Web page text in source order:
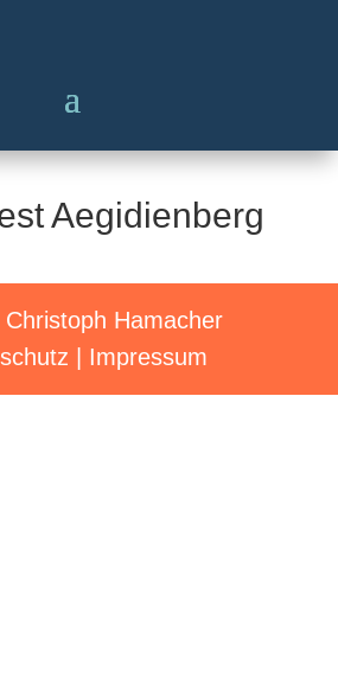
Aegidienberg
Hamacher
Impressum